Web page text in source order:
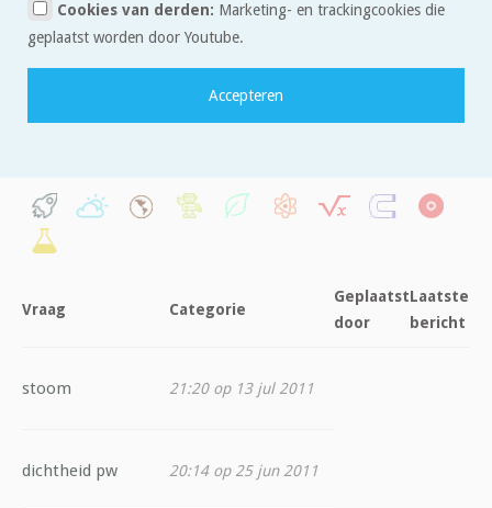
Stel een vraag
Vraag Categorie
Geplaatst
door
Laatste
bericht
stoom 21:20 op 13 jul 2011
dichtheid pw 20:14 op 25 jun 2011
Cookies van derden: Marketing- en trackingcookies die
geplaatst worden door Youtube.